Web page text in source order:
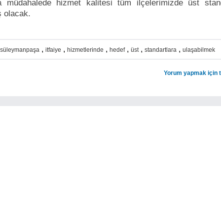
müdahalede hizmet kalitesi tüm ilçelerimizde üst
olacak.
süleymanpaşa , itfaiye , hizmetlerinde , hedef, üst , standartlara , ulaşabilmek
Yorum yapmak için